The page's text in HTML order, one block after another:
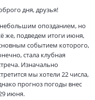
дня, друзья!
опозданием, но
же, подведем итоги июня,
событием которого,
стала клубная
Изначально
мы хотели 22 числа,
прогноз погоды внес
июня.